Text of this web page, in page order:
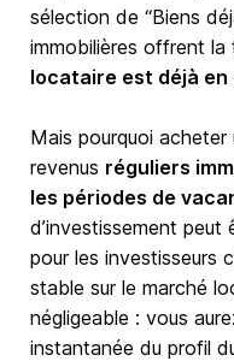
sélection de “Biens
immobilières offrent la
locataire est déjà en
Mais pourquoi
revenus réguliers
les périodes de
d’investissement
pour les investisseurs
stable sur le marché
négligeable : vous
instantanée du profil